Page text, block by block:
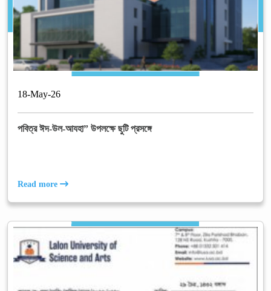
18-May-26
পবিত্র ঈদ-উল-আযহা” উপলক্ষে ছুটি প্রসঙ্গে
Read more